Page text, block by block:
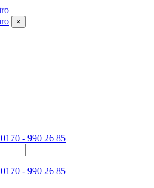
×
0170 - 990 26 85
0170 - 990 26 85